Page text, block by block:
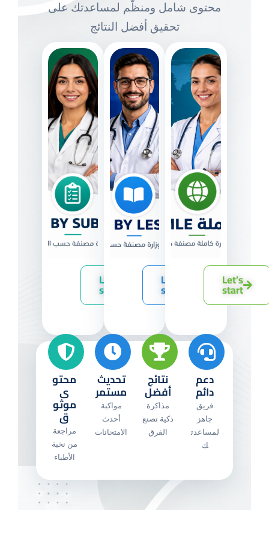
محتوى شامل ومنظّم لمساعدتك على
تحقيق أفضل النتائج
Let’s
start
Let’s
start
Let’s
start
محتو
ى
موثو
ق
مراجعة
من نخبة
الأطباء
تحديث
مستمر
مواكبة
أحدث
الامتحانات
نتائج
أفضل
مذاكرة
ذكية تصنع
الفرق
دعم
دائم
فريق
جاهز
لمساعدت
ك